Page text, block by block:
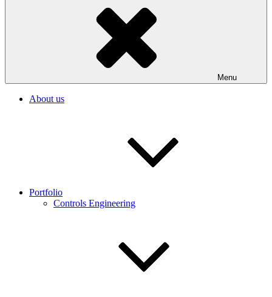
Menu
About us
Portfolio
Controls Engineering